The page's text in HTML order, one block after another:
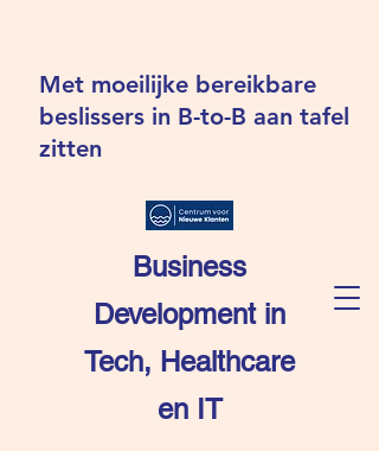
Business
Development in
Tech, Healthcare
en IT
Met moeilijke bereikbare
beslissers in B-to-B aan tafel
zitten